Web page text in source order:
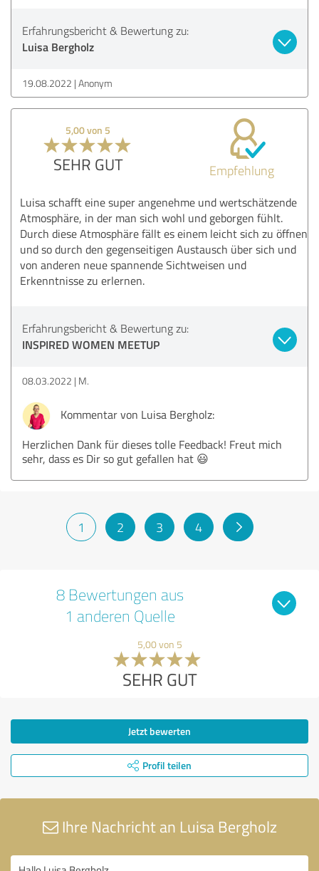
Erfahrungsbericht & Bewertung zu:
Luisa Bergholz
19.08.2022 Anonym
5,00 von 5
SEHR GUT Empfehlung
Luisa schafft eine super angenehme und wertschätzende
Atmosphäre, in der man sich wohl und geborgen fühlt.
Durch diese Atmosphäre fällt es einem leicht sich zu öffnen
und so durch den gegenseitigen Austausch über sich und
von anderen neue spannende Sichtweisen und
Erkenntnisse zu erlernen.
Erfahrungsbericht & Bewertung zu:
INSPIRED WOMEN MEETUP
08.03.2022 M.
Kommentar von Luisa Bergholz:
Herzlichen Dank für dieses tolle Feedback! Freut mich
sehr, dass es Dir so gut gefallen hat 😃
1 2 3 4
8 Bewertungen aus
1 anderen Quelle
5,00 von 5
SEHR GUT
Jetzt bewerten
Profil teilen
Ihre Nachricht an Luisa Bergholz